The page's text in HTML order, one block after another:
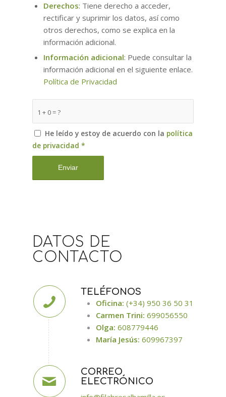
Derechos: Tiene derecho a acceder,
rectificar y suprimir los datos, así como
otros derechos, como se explica en la
información adicional.
Información adicional: Puede consultar la
información adicional en el siguiente enlace.
Política de Privacidad
1 + 0 = ?
He leído y estoy de acuerdo con la política
de privacidad *
DATOS DE
CONTACTO
TELÉFONOS
Oficina: (+34) 950 36 50 31
Carmen Trini: 699056550
Olga: 608779446
María Jesús: 609967397
CORREO
ELECTRÓNICO